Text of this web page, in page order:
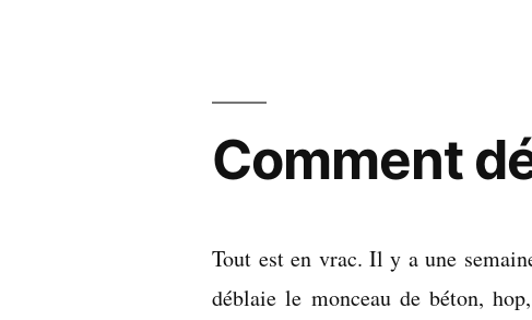
clones
Comment
Tout est en vrac. Il y a une
déblaie le monceau de béton,